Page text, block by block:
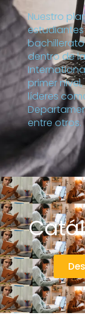
Nuestro
dentro de la
primer
líderes
entre otros.